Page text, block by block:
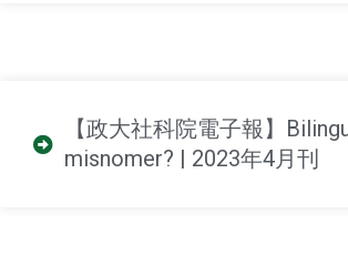
【政大社科院電子報】
misnomer? | 2023年4月刊